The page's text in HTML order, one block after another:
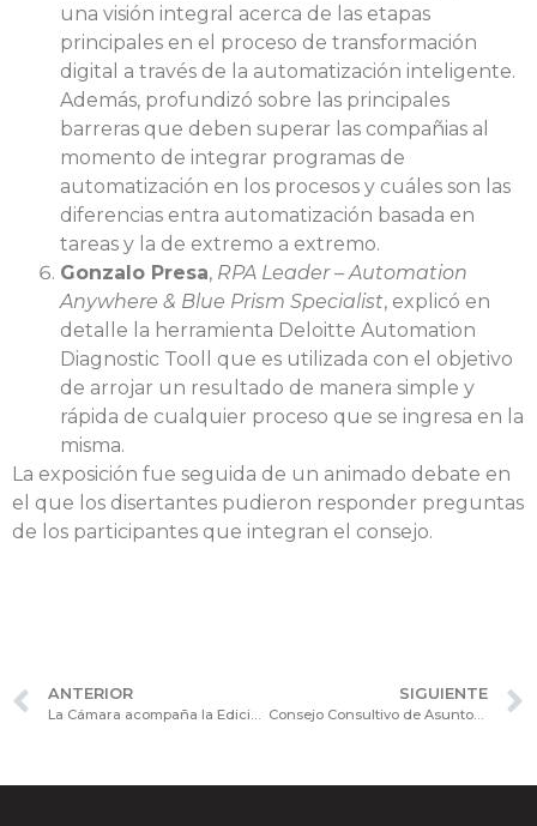
una visión integral acerca de las etapas
principales en el proceso de transformación
digital a través de la automatización inteligente.
Además, profundizó sobre las principales
barreras que deben superar las compañias al
momento de integrar programas de
automatización en los procesos y cuáles son las
diferencias entra automatización basada en
tareas y la de extremo a extremo.
Gonzalo Presa, RPA Leader – Automation
Anywhere & Blue Prism Specialist, explicó en
detalle la herramienta Deloitte Automation
Diagnostic Tooll que es utilizada con el objetivo
de arrojar un resultado de manera simple y
rápida de cualquier proceso que se ingresa en la
misma.
La exposición fue seguida de un animado debate en
el que los disertantes pudieron responder preguntas
de los participantes que integran el consejo.
ANTERIOR SIGUIENTE
Consejo Consultivo de Asuntos Jurídicos: exposición sobre “IA y el Ejercicio de la Profesión de Abogado”.